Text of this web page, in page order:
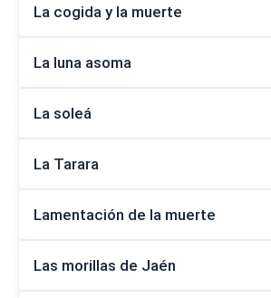
La cogida y la muerte
La luna asoma
La soleá
La Tarara
Lamentación de la muerte
Las morillas de Jaén